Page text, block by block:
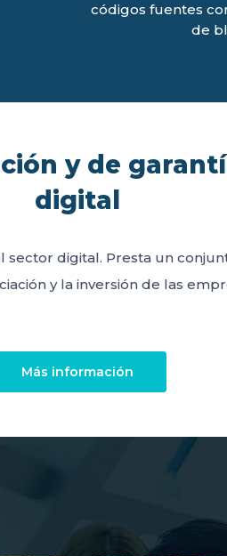
códigos fuentes
de
y de
digital
sector digital. Presta un
y la inversión de las
Más información